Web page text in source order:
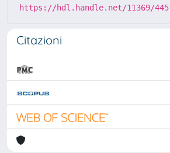
https://hdl.handle.net/11369/
Citazioni